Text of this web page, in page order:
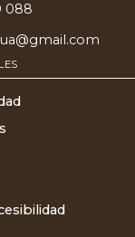
088